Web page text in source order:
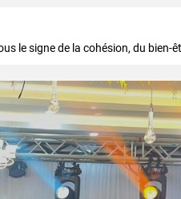
le signe de la cohésion, du bien-